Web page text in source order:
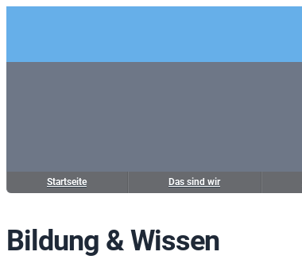
Startseite Das sind wir
Bildung & Wissen